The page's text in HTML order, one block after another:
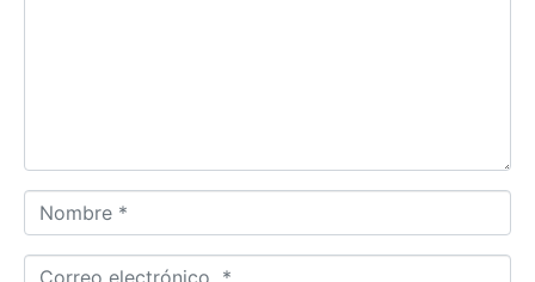
i
o
o
m